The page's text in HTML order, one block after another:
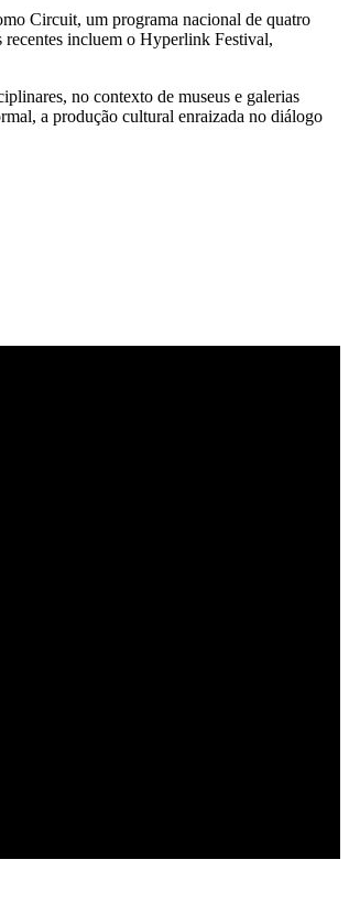
Circuit, um programa nacional de quatro
recentes incluem o Hyperlink Festival,
no contexto de museus e galerias
a produção cultural enraizada no diálogo